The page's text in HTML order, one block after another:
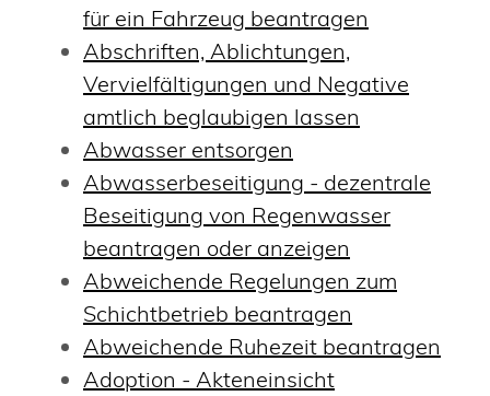
für ein Fahrzeug beantragen
Abschriften, Ablichtungen,
Vervielfältigungen und Negative
amtlich beglaubigen lassen
Abwasser entsorgen
Abwasserbeseitigung - dezentrale
Beseitigung von Regenwasser
beantragen oder anzeigen
Abweichende Regelungen zum
Schichtbetrieb beantragen
Abweichende Ruhezeit beantragen
Adoption - Akteneinsicht